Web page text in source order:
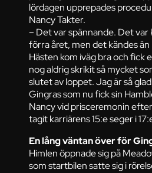
lördagen upprepades
Nancy Takter.
– Det var spännande. Det
förra året, men det kändes än
Hästen kom iväg bra och fick
nog aldrig skrikit så mycket
slutet av loppet. Jag är så
Gingras som nu fick sin
Nancy vid prisceremonin
tagit karriärens 15:e seger i
En lång väntan över för
Himlen öppnade sig på
som startbilen satte sig i